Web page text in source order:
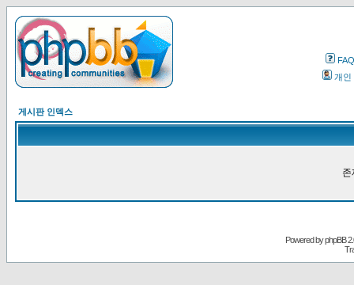
FAQ
개인
게시판 인덱스
존
Powered byphpBB